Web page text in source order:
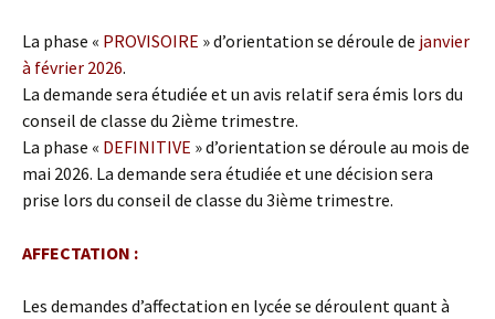
La phase « PROVISOIRE » d’orientation se déroule de janvier
à février 2026.
La demande sera étudiée et un avis relatif sera émis lors du
conseil de classe du 2ième trimestre.
La phase « DEFINITIVE » d’orientation se déroule au mois de
mai 2026. La demande sera étudiée et une décision sera
prise lors du conseil de classe du 3ième trimestre.
AFFECTATION :
Les demandes d’affectation en lycée se déroulent quant à